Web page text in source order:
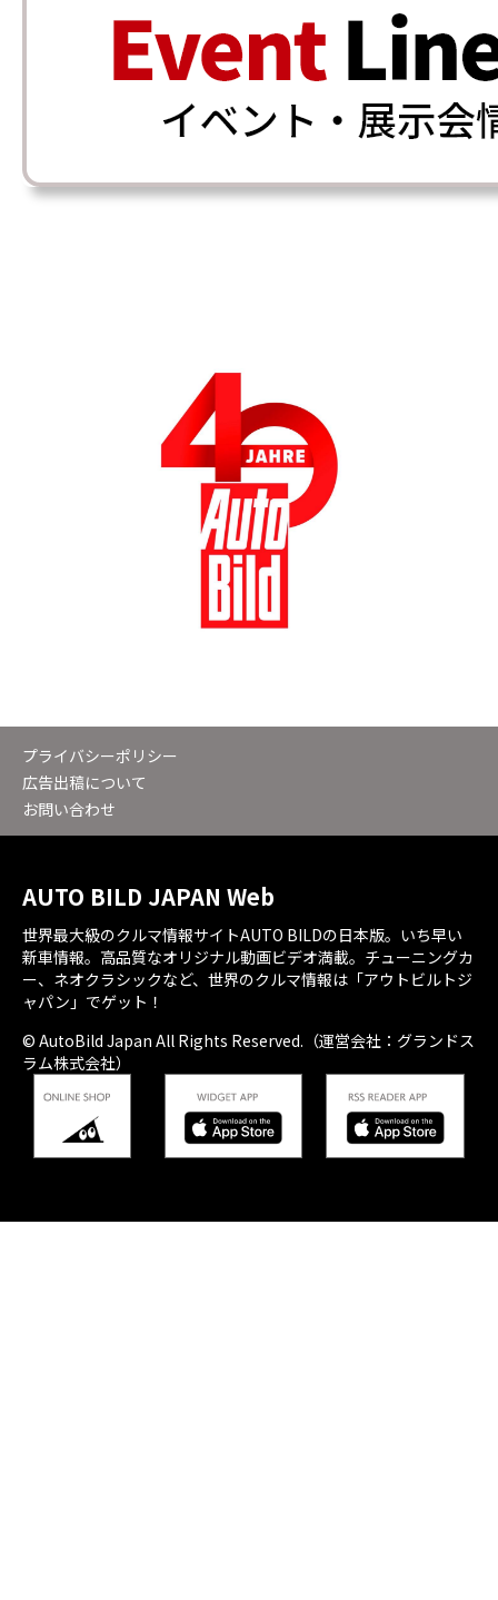
プライバシーポリシー
広告出稿について
お問い合わせ
AUTO BILD JAPAN Web
世界最大級のクルマ情報サイトAUTO BILDの日本版。いち早い
新車情報。高品質なオリジナル動画ビデオ満載。チューニングカ
ー、ネオクラシックなど、世界のクルマ情報は「アウトビルトジ
ャパン」でゲット！
© AutoBild Japan All Rights Reserved.（運営会社：グランドス
ラム株式会社）